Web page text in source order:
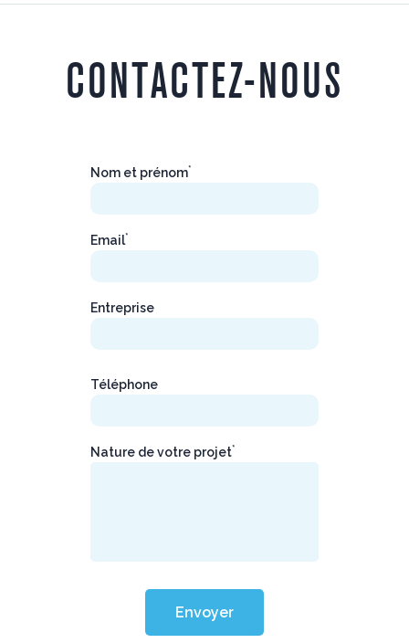
CONTACTEZ-NOUS
Nom et prénom*
Email*
Entreprise
Téléphone
Nature de votre projet*
Envoyer